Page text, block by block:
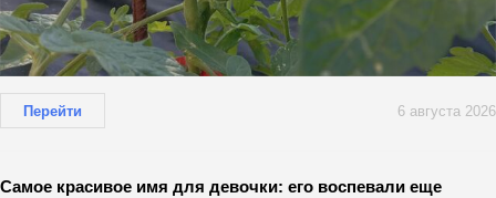
Перейти 6 августа 2026
Самое красивое имя для девочки: его воспевали еще